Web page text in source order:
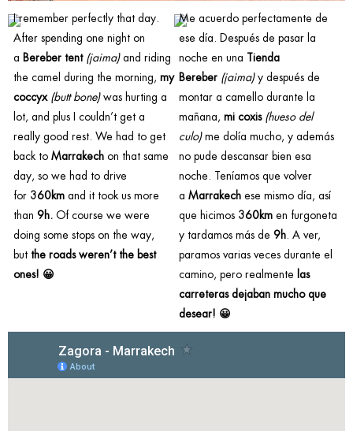
I remember perfectly that day.
After spending one night on
a Bereber tent (jaima) and riding
the camel during the morning, my
coccyx (butt bone) was hurting a
lot, and plus I couldn’t get a
really good rest. We had to get
back to Marrakech on that same
day, so we had to drive
for 360km and it took us more
than 9h. Of course we were
doing some stops on the way,
but the roads weren’t the best
ones! 😀
Me acuerdo perfectamente de
ese día. Después de pasar la
noche en una Tienda
Bereber (jaima)y después de
montar a camello durante la
mañana,mi coxis (hueso del
culo)me dolía mucho, y además
no pude descansar bien esa
noche. Teníamos que volver
aMarrakechese mismo día, así
que hicimos 360kmen furgoneta
y tardamos más de9h . A ver,
paramos varias veces durante el
camino, pero realmente las
carreteras dejaban mucho que
desear! 😀